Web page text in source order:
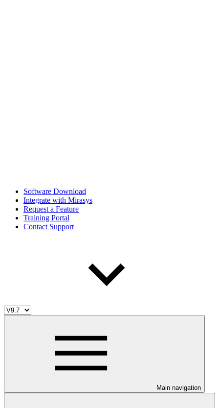
Software Download
Integrate with Mirasys
Request a Feature
Training Portal
Contact Support
Main navigation